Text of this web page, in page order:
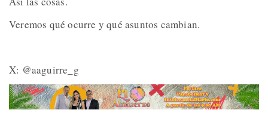
Veremos qué ocurre y qué asuntos cambian.
X: @aaguirre_g